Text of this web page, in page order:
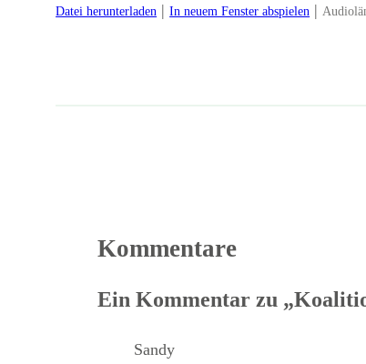
TEILEN
Datei herunterladen |In neuem Fenster abspielen |
Kommentare
Ein Kommentar zu
Sandy